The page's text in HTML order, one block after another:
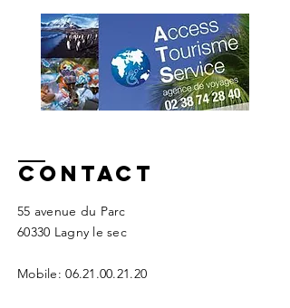
Contact
55 avenue du Parc
60330 Lagny le sec
Mobile:06.21.00.21.20